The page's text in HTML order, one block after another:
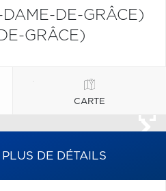
DE-GRÂCE)
GRÂCE)
CARTE
DE DÉTAILS